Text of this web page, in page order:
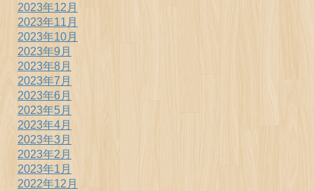
2023年12月
2023年11月
2023年10月
2023年9月
2023年8月
2023年7月
2023年6月
2023年5月
2023年4月
2023年3月
2023年2月
2023年1月
2022年12月